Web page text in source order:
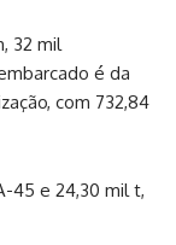
32 mil
é da
com 732,84
45 e 24,30 mil t,